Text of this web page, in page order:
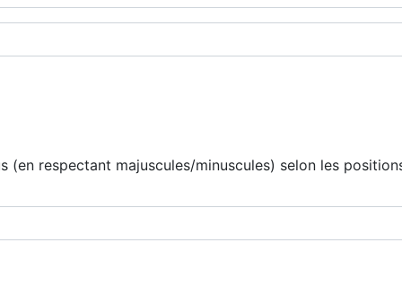
(en respectant majuscules/minuscules) selon les